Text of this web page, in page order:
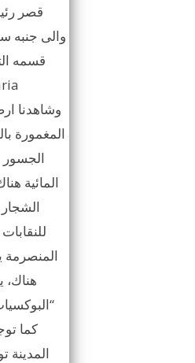
قصر
والى جنبه
قسمه
المغمورة
الجسور
المائية
المنصرمة
كما